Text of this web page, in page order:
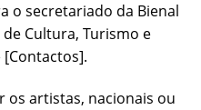
o secretariado da Bienal
Cultura, Turismo e
[Contactos].
os artistas, nacionais ou